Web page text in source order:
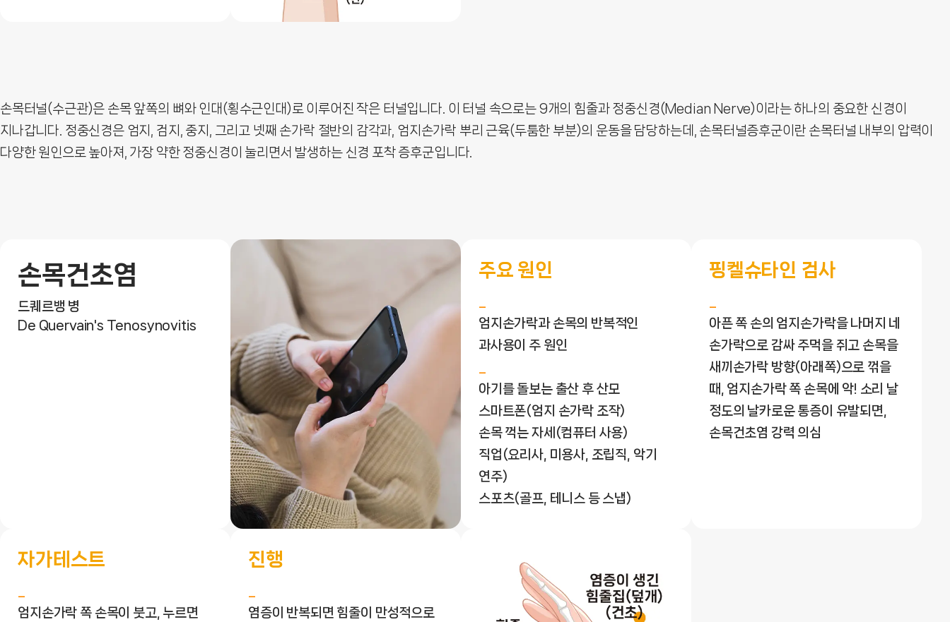
손목터널(수근관)은 손목 앞쪽의 뼈와 인대(횡수근인대)로 이루어진 작은 터널입니다. 이 터널 속으로는 9개의 힘줄과 정중신경(Median Nerve)이라는 하나의 중요한 신경이
지나갑니다. 정중신경은 엄지, 검지, 중지, 그리고 넷째 손가락 절반의 감각과, 엄지손가락 뿌리 근육(두툼한 부분)의 운동을 담당하는데, 손목터널증후군이란 손목터널 내부의 압력이
다양한 원인으로 높아져, 가장 약한 정중신경이 눌리면서 발생하는 신경 포착 증후군입니다.
손목건초염
드퀘르뱅 병
De Quervain's Tenosynovitis
주요 원인
엄지손가락과 손목의 반복적인
과사용이 주 원인
아기를 돌보는 출산 후 산모
스마트폰(엄지 손가락 조작)
손목 꺽는 자세(컴퓨터 사용)
직업(요리사, 미용사, 조립직, 악기
연주)
스포츠(골프, 테니스 등 스냅)
핑켈슈타인 검사
아픈 쪽 손의 엄지손가락을 나머지 네
손가락으로 감싸 주먹을 쥐고 손목을
새끼손가락 방향(아래쪽)으로 꺾을
때, 엄지손가락 쪽 손목에 악! 소리 날
정도의 날카로운 통증이 유발되면,
손목건초염 강력 의심
자가테스트
엄지손가락 쪽 손목이 붓고, 누르면
진행
염증이 반복되면 힘줄이 만성적으로